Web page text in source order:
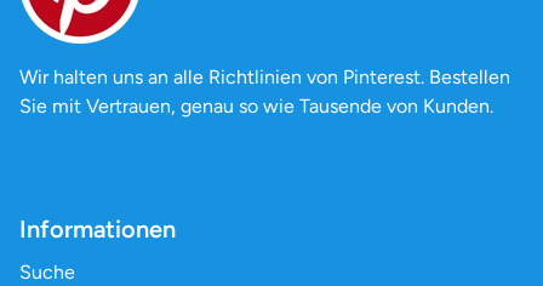
Wir halten uns an alle Richtlinien von Pinterest. Bestellen
Sie mit Vertrauen, genau so wie Tausende von Kunden.
Informationen
Suche